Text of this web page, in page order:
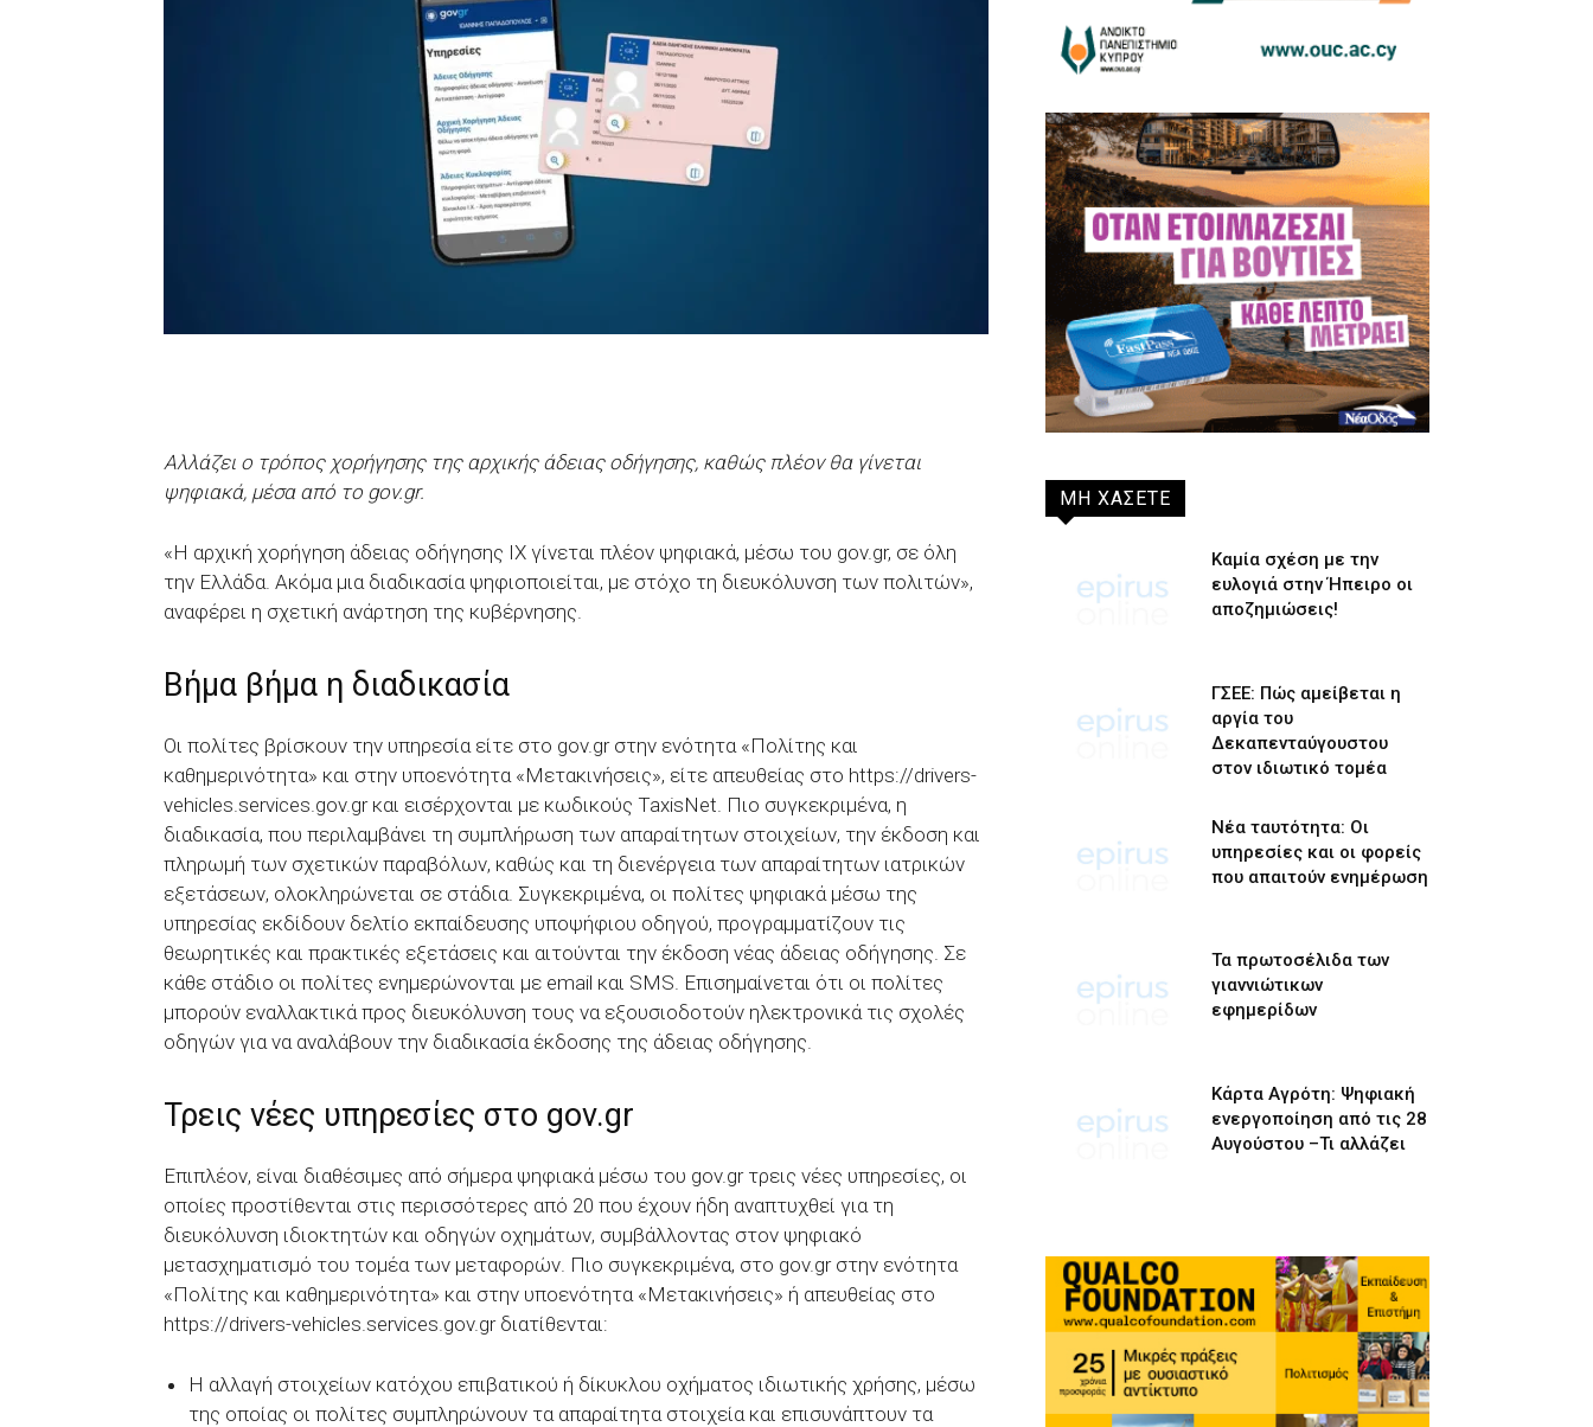
Αλλάζει ο τρόπος χορήγησης της αρχικής άδειας οδήγησης, καθώς πλέον θα γίνεται
ψηφιακά, μέσα από το gov.gr.
«Η αρχική χορήγηση άδειας οδήγησης ΙΧ γίνεται πλέον ψηφιακά, μέσω του gov.gr, σε όλη
την Ελλάδα. Ακόμα μια διαδικασία ψηφιοποιείται, με στόχο τη διευκόλυνση των πολιτών»,
αναφέρει η σχετική ανάρτηση της κυβέρνησης.
Βήμα βήμα η διαδικασία
Οι πολίτες βρίσκουν την υπηρεσία είτε στο gov.gr στην ενότητα «Πολίτης και
καθημερινότητα» και στην υποενότητα «Μετακινήσεις», είτε απευθείας στο https://drivers-
vehicles.services.gov.gr και εισέρχονται με κωδικούς TaxisNet. Πιο συγκεκριμένα, η
διαδικασία, που περιλαμβάνει τη συμπλήρωση των απαραίτητων στοιχείων, την έκδοση και
πληρωμή των σχετικών παραβόλων, καθώς και τη διενέργεια των απαραίτητων ιατρικών
εξετάσεων, ολοκληρώνεται σε στάδια. Συγκεκριμένα, οι πολίτες ψηφιακά μέσω της
υπηρεσίας εκδίδουν δελτίο εκπαίδευσης υποψήφιου οδηγού, προγραμματίζουν τις
θεωρητικές και πρακτικές εξετάσεις και αιτούνται την έκδοση νέας άδειας οδήγησης. Σε
κάθε στάδιο οι πολίτες ενημερώνονται με email και SMS. Επισημαίνεται ότι οι πολίτες
μπορούν εναλλακτικά προς διευκόλυνση τους να εξουσιοδοτούν ηλεκτρονικά τις σχολές
οδηγών για να αναλάβουν την διαδικασία έκδοσης της άδειας οδήγησης.
Τρεις νέες υπηρεσίες στο gov.gr
Επιπλέον, είναι διαθέσιμες από σήμερα ψηφιακά μέσω του gov.gr τρεις νέες υπηρεσίες, οι
οποίες προστίθενται στις περισσότερες από 20 που έχουν ήδη αναπτυχθεί για τη
διευκόλυνση ιδιοκτητών και οδηγών οχημάτων, συμβάλλοντας στον ψηφιακό
μετασχηματισμό του τομέα των μεταφορών. Πιο συγκεκριμένα, στο gov.gr στην ενότητα
«Πολίτης και καθημερινότητα» και στην υποενότητα «Μετακινήσεις» ή απευθείας στο
https://drivers-vehicles.services.gov.gr διατίθενται:
Η αλλαγή στοιχείων κατόχου επιβατικού ή δίκυκλου οχήματος ιδιωτικής χρήσης, μέσω
της οποίας οι πολίτες συμπληρώνουν τα απαραίτητα στοιχεία και επισυνάπτουν τα
ΜΗ ΧΑΣΕΤΕ
Καμία σχέση με την
ευλογιά στην Ήπειρο οι
αποζημιώσεις!
ΓΣΕΕ: Πώς αμείβεται η
αργία του
Δεκαπενταύγουστου
στον ιδιωτικό τομέα
Νέα ταυτότητα: Οι
υπηρεσίες και οι φορείς
που απαιτούν ενημέρωση
Τα πρωτοσέλιδα των
γιαννιώτικων
εφημερίδων
Κάρτα Αγρότη: Ψηφιακή
ενεργοποίηση από τις 28
Αυγούστου –Τι αλλάζει